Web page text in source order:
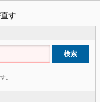
す
。